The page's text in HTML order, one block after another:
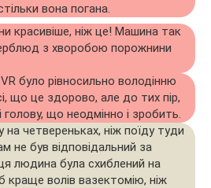
вона погана.
красивіше, ніж це! Машина так
з хворобою порожнини
було рівносильно володінню
що це здорово, але до тих пір,
голову, що неодмінно і зробить.
четвереньках, ніж поїду туди
не був відповідальний за
людина була схиблений на
краще волів вазектомію, ніж